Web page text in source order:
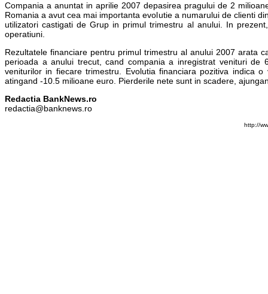
Compania a anuntat in aprilie 2007 depasirea pragului de 2
Romania a avut cea mai importanta evolutie a numarului de clienti
utilizatori castigati de Grup in primul trimestru al anului. In
operatiuni.
Rezultatele financiare pentru primul trimestru al anului 2007 arata
perioada a anului trecut, cand compania a inregistrat venituri
veniturilor in fiecare trimestru. Evolutia financiara pozitiva indica
atingand -10.5 milioane euro. Pierderile nete sunt in scadere,
Redactia BankNews.ro
redactia@banknews.ro
http://